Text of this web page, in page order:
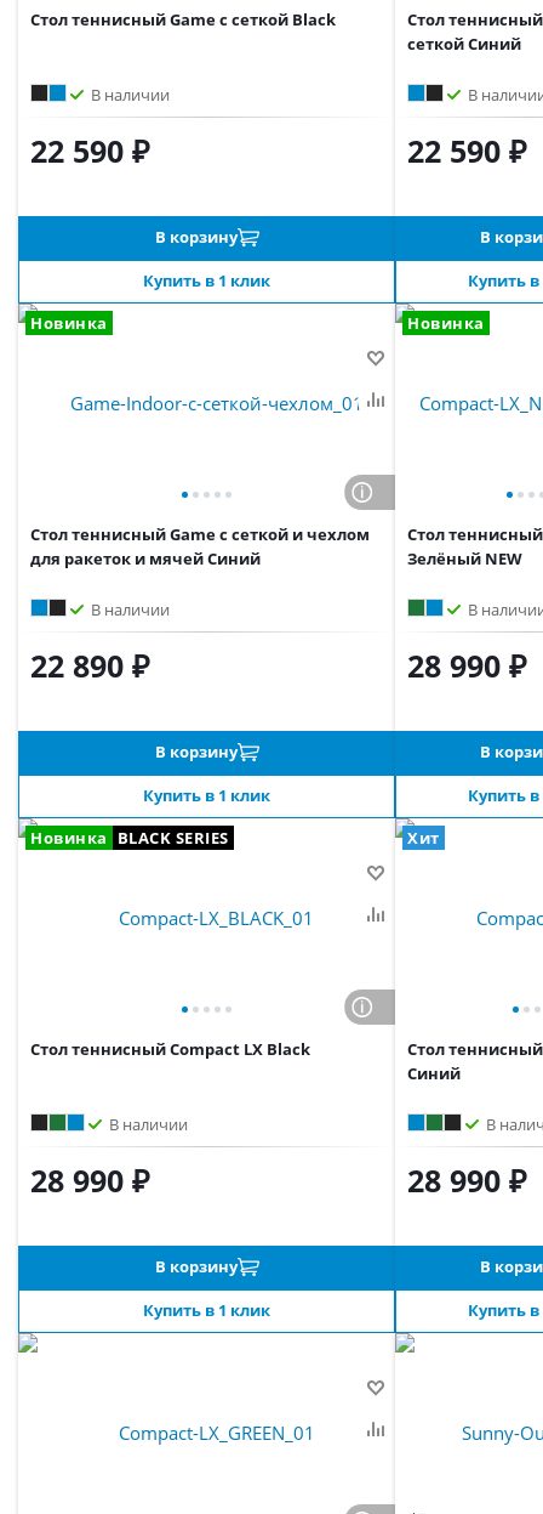
Стол теннисный Game с сеткой Black
В наличии
22 590 ₽
В корзину
Купить в 1 клик
Стол теннисный
сеткой Синий
В
22 590 ₽
В
Купить
Новинка
Стол теннисный Game с сеткой и чехлом
для ракеток и мячей Синий
В наличии
22 890 ₽
В корзину
Купить в 1 клик
Новинка
Стол
Зелёный NEW
В
28 990 ₽
В
Купить
Новинка
BLACK SERIES
Стол теннисный Compact LX Black
В наличии
28 990 ₽
В корзину
Купить в 1 клик
Хит
Стол
Синий
В
28 990 ₽
В
Купить